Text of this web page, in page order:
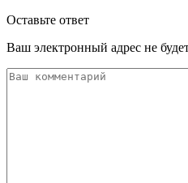
Оставьте ответ
Ваш электронный адрес не